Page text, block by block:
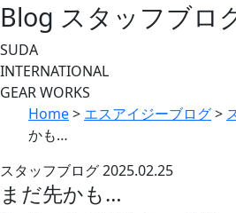
Blog スタッフブロ
SUDA
INTERNATIONAL
GEAR WORKS
Home> エスアイジーブログ>
かも…
スタッフブログ2025.02.25
まだ先かも…